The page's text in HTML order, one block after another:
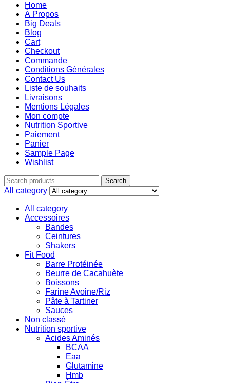
Home
À Propos
Big Deals
Blog
Cart
Checkout
Commande
Conditions Générales
Contact Us
Liste de souhaits
Livraisons
Mentions Légales
Mon compte
Nutrition Sportive
Paiement
Panier
Sample Page
Wishlist
Search
All category
All category
Accessoires
Bandes
Ceintures
Shakers
Fit Food
Barre Protéinée
Beurre de Cacahuète
Boissons
Farine Avoine/Riz
Pâte à Tartiner
Sauces
Non classé
Nutrition sportive
Acides Aminés
BCAA
Eaa
Glutamine
Hmb